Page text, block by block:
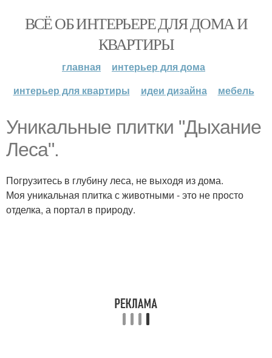
ВСЁ ОБ ИНТЕРЬЕРЕ ДЛЯ ДОМА И
КВАРТИРЫ
главная
интерьер для дома
интерьер для квартиры
идеи дизайна мебель
Уникальные плитки "Дыхание
Леса".
Погрузитесь в глубину леса, не выходя из дома.
Моя уникальная плитка с животными - это не просто
отделка, а портал в природу.